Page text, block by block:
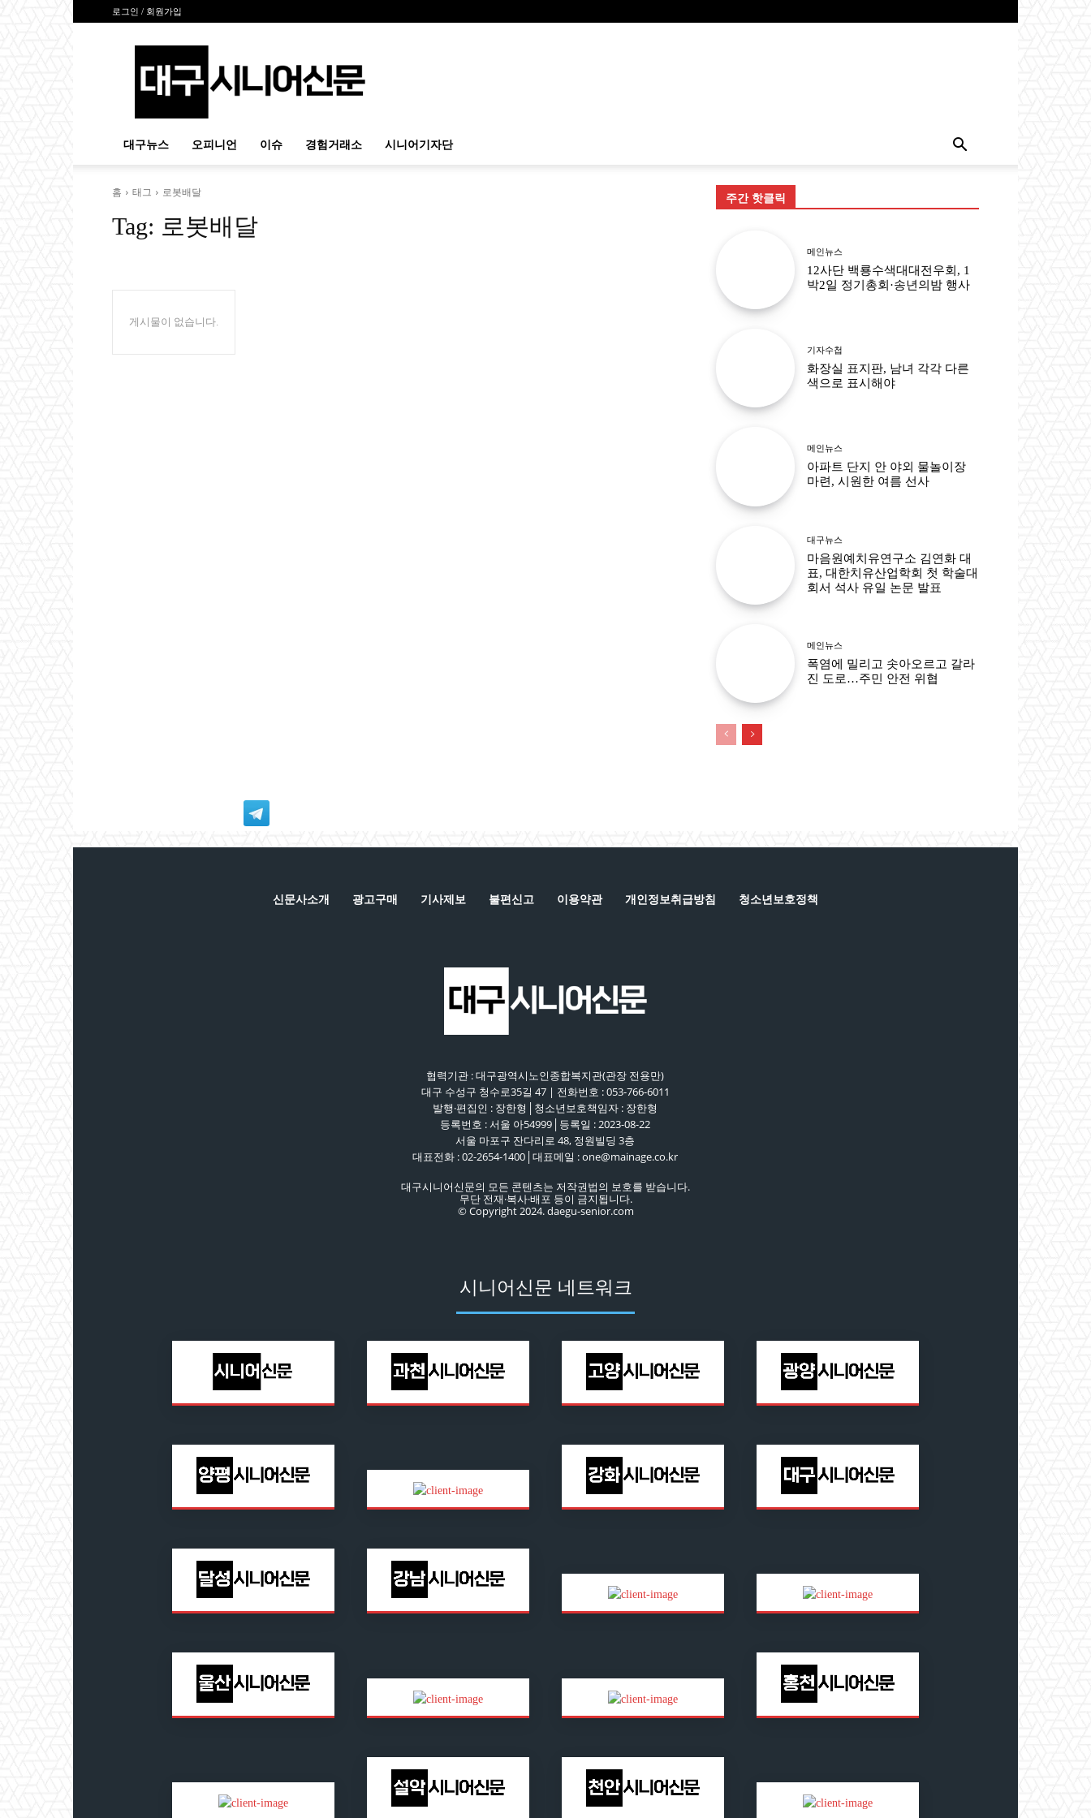
로그인 / 회원가입
시
대구뉴스 오피니언 이슈 경험거래소 시니어기자단
홈 태그 로봇배달
Tag: 로봇배달
게시물이 없습니다.
주간 핫클릭
메인뉴스
12사단 백룡수색대대전우회, 1
박2일 정기총회·송년의밤 행사
기자수첩
화장실 표지판, 남녀 각각 다른
색으로 표시해야
메인뉴스
아파트 단지 안 야외 물놀이장
마련, 시원한 여름 선사
대구뉴스
마음원예치유연구소 김연화 대
표, 대한치유산업학회 첫 학술대
회서 석사 유일 논문 발표
메인뉴스
폭염에 밀리고 솟아오르고 갈라
진 도로…주민 안전 위협
신문사소개 광고구매 기사제보 불편신고 이용약관 개인정보취급방침 청소년보호정책
협력기관 : 대구광역시노인종합복지관(관장 전용만)
대구 수성구 청수로35길 47 | 전화번호 : 053-766-6011
발행·편집인 : 장한형│청소년보호책임자 : 장한형
등록번호 : 서울 아54999│등록일 : 2023-08-22
서울 마포구 잔다리로 48, 정원빌딩 3층
대표전화 : 02-2654-1400│대표메일 : one@mainage.co.kr
대구시니어신문의 모든 콘텐츠는 저작권법의 보호를 받습니다.
무단 전재·복사·배포 등이 금지됩니다.
© Copyright 2024. daegu-senior.com
시니어신문 네트워크